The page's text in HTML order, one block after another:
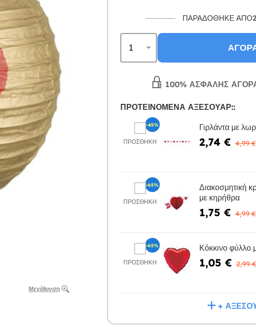
Μεγέθυνση
ΠΑΡΑΔΌΘΗΚΕ
100% ΑΣΦΑΛΉΣ
ΠΡΟΤΕΙΝΌΜΕΝΑ ΑΞΕΣΟΥΆΡ::
ΠΡΟΣΘΉΚΗ
Γιρλάντα με
2,74 € 4,99 €
-45%
ΠΡΟΣΘΉΚΗ
Διακοσμητική
με κηρήθρα
1,75 € 4,99 €
-65%
ΠΡΟΣΘΉΚΗ
Κόκκινο φύλλο
1,05 € 2,99 €
-65%
+